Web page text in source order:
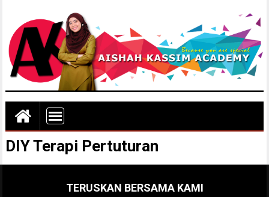
DIY Terapi Pertuturan
TERUSKAN BERSAMA KAMI